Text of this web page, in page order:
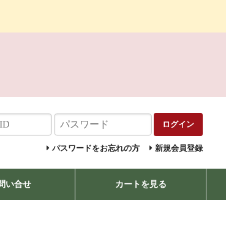
ログイン
パスワードをお忘れの方 新規会員登録
い合せ カートを見る